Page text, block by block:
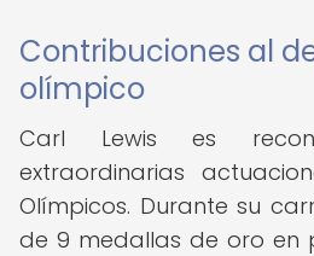
Contribuciones al
olímpico
Carl Lewis es
extraordinarias
Olímpicos. Durante su
de 9 medallas de oro en